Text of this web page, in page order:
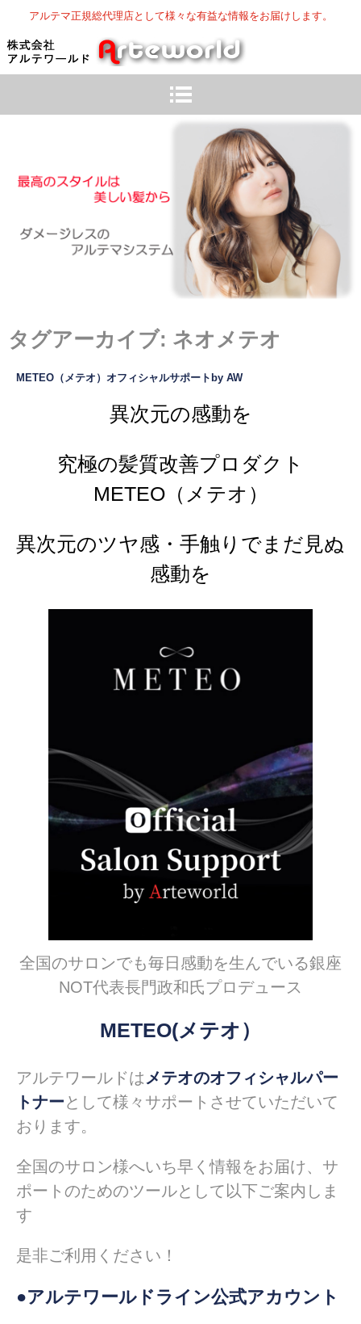
アルテマ正規総代理店として様々な有益な情報をお届けします。
タグアーカイブ: ネオメテオ
METEO（メテオ）オフィシャルサポートby AW
異次元の感動を
究極の髪質改善プロダクト
METEO（メテオ）
異次元のツヤ感・手触りでまだ見ぬ
感動を
全国のサロンでも毎日感動を生んでいる銀座
NOT代表長門政和氏プロデュース
METEO(メテオ）
アルテワールドは メテオのオフィシャルパー
トナーとして様々サポートさせていただいて
おります。
全国のサロン様へいち早く情報をお届け、サ
ポートのためのツールとして以下ご案内しま
す
是非ご利用ください！
●アルテワールドライン公式アカウント